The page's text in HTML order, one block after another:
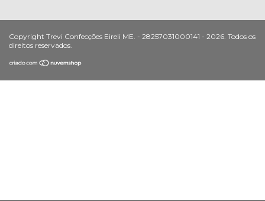
Copyright Trevi Confecções Eireli ME. - 28257031000141 - 2026. Todos os
direitos reservados.